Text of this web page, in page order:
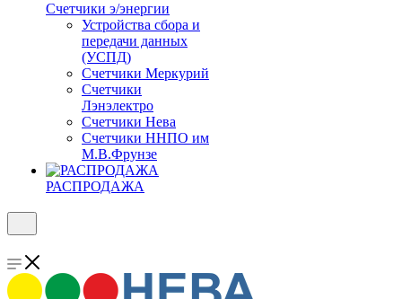
Счетчики э/энергии
Устройства сбора и
передачи данных
(УСПД)
Счетчики Меркурий
Счетчики
Лэнэлектро
Счетчики Нева
Счетчики ННПО им
М.В.Фрунзе
РАСПРОДАЖА